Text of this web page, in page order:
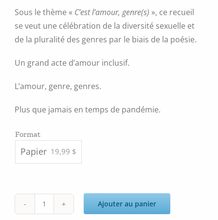
Sous le thème « C’est l’amour, genre(s) », ce recueil
se veut une célébration de la diversité sexuelle et
de la pluralité des genres par le biais de la poésie.
Un grand acte d’amour inclusif.
L’amour, genre, genres.
Plus que jamais en temps de pandémie.
Format
Papier 19,99 $
quantité
Ajouter au panier